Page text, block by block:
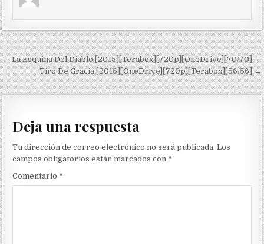
Navegación de entradas
← La Esquina Del Diablo [2015][Terabox][720p][OneDrive][70/70]
Tiro De Gracia [2015][OneDrive][720p][Terabox][56/56] →
Deja una respuesta
Tu dirección de correo electrónico no será publicada. Los
campos obligatorios están marcados con *
Comentario *